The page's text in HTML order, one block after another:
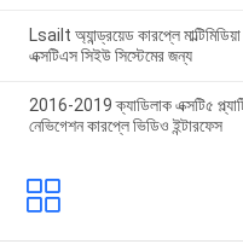
Lsailt অ্যান্ড্রয়েড কারপ্লে
এক্সটিএস সিইউ সিস্টেমের জন্য
2016-2019 ক্যাডিলাক এক্সটি৫
নেভিগেশন কারপ্লে ভিডিও ইন্টারফেস